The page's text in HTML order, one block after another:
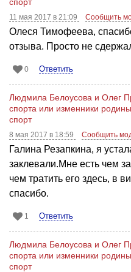
11 мая 2017 в 21:09 Сообщить
Олеся Тимофеева,
отзыва. Просто не
0 Ответить
Людмила Белоусова и Олег
спорта или изменники
спорт
8 мая 2017 в 18:59 Сообщить
Галина Резапкина, я
заклевали.Мне есть чем
чем тратить его здесь, в
спасибо.
1 Ответить
Людмила Белоусова и Олег
спорта или изменники
спорт